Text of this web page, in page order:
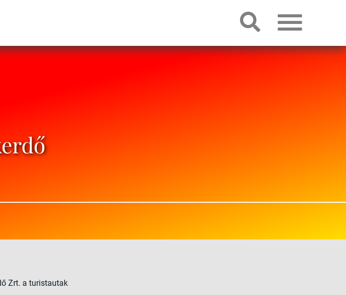
Zrt. a turistautak